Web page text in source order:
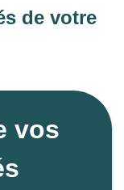
de votre
vos